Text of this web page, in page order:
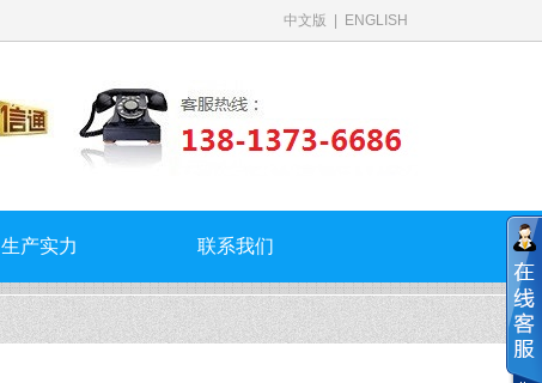
中文版 ENGLISH
生产实力 联系我们